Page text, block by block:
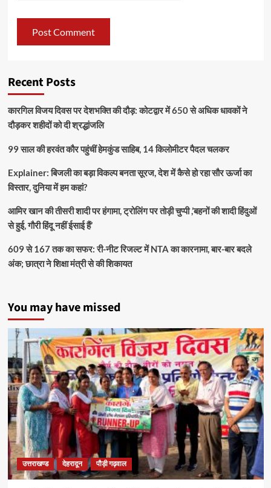
Recent Posts
कारगिल विजय दिवस पर देशभक्ति की दौड़: कोटद्वार में 650 से अधिक धावकों ने
दौड़कर शहीदों को दी श्रद्धांजलि
99 साल की हरवंत कौर पहुंचीं हेमकुंड साहिब, 14 किलोमीटर पैदल चलकर
Explainer: बिजली का बड़ा विकल्प बनता सूरज, देश में कैसे हो रहा सौर ऊर्जा का
विस्तार, दुनिया में हम कहां?
आमिर खान की तीसरी शादी पर हंगामा, ट्रोलिंग पर तोड़ी चुप्पी ,’बहनों की शादी हिंदुओं
से हुई, गौरी हिंदू नहीं ईसाई हैं’
609 से 167 तक का सफर: री-नीट रिजल्ट में NTA का कारनामा, बार-बार बदले
अंक; छात्रा ने शिक्षा मंत्री से की शिकायत
You may have missed
उत्तराखण्ड देहरादून पौड़ी गढ़वाल